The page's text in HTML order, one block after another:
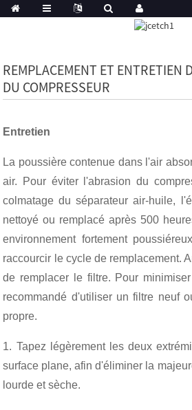
REMPLACEMENT ET ENTRETIEN
DU COMPRESSEUR
Entretien
La poussière contenue dans l'air
air. Pour éviter l'abrasion du
colmatage du séparateur air-huile,
nettoyé ou remplacé après 500
environnement fortement
raccourcir le cycle de remplacement.
de remplacer le filtre. Pour
recommandé d'utiliser un filtre neuf
propre.
1. Tapez légèrement les deux
surface plane, afin d'éliminer la
lourde et sèche.